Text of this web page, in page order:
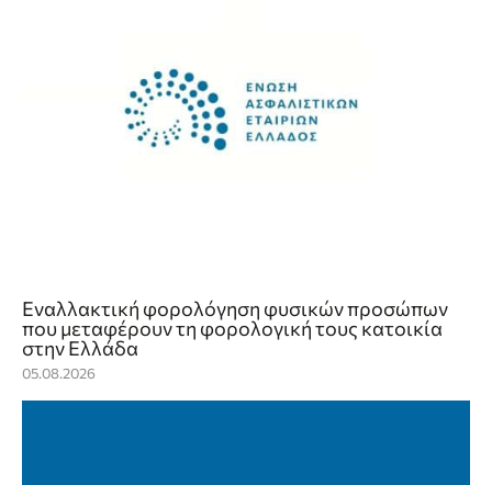
Εναλλακτική φορολόγηση φυσικών προσώπων
που μεταφέρουν τη φορολογική τους κατοικία
στην Ελλάδα
05.08.2026